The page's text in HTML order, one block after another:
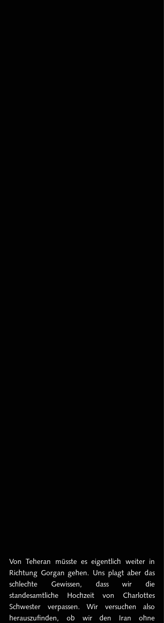
Von Teheran müsste es eigentlich weiter in
Richtung Gorgan gehen. Uns plagt aber das
schlechte Gewissen, dass wir die
standesamtliche Hochzeit von Charlottes
Schwester verpassen. Wir versuchen also
herauszufinden, ob wir den Iran ohne